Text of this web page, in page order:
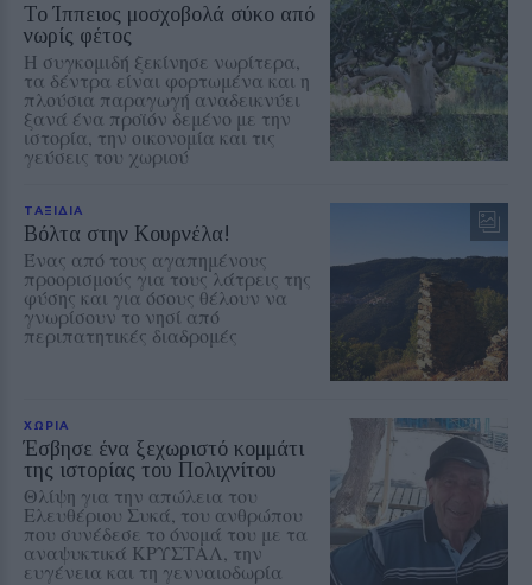
Το Ίππειος μοσχοβολά σύκο από
νωρίς φέτος
Η συγκομιδή ξεκίνησε νωρίτερα,
τα δέντρα είναι φορτωμένα και η
πλούσια παραγωγή αναδεικνύει
ξανά ένα προϊόν δεμένο με την
ιστορία, την οικονομία και τις
γεύσεις του χωριού
ΤΑΞΙΔΙΑ
Βόλτα στην Κουρνέλα!
Ένας από τους αγαπημένους
προορισμούς για τους λάτρεις της
φύσης και για όσους θέλουν να
γνωρίσουν το νησί από
περιπατητικές διαδρομές
ΧΩΡΙΑ
Έσβησε ένα ξεχωριστό κομμάτι
της ιστορίας του Πολιχνίτου
Θλίψη για την απώλεια του
Ελευθέριου Συκά, του ανθρώπου
που συνέδεσε το όνομά του με τα
αναψυκτικά ΚΡΥΣΤΑΛ, την
ευγένεια και τη γενναιοδωρία